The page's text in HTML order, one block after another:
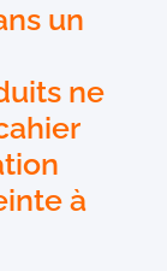
un
ne
à